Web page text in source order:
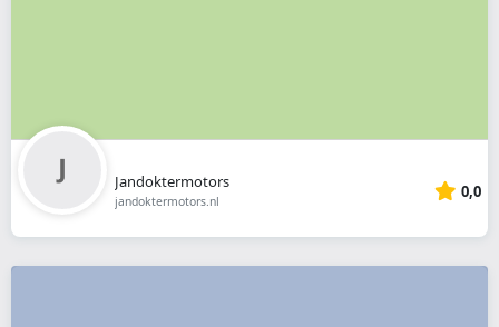
Jandoktermotors
jandoktermotors.nl 0,0